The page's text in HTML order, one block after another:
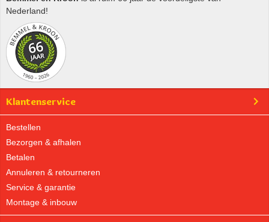
Nederland!
Klantenservice
Bestellen
Bezorgen & afhalen
Betalen
Annuleren & retourneren
Service & garantie
Montage & inbouw